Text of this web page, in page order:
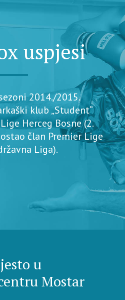
uspjesi
2014./2015.
klub „Student“
Herceg Bosne (2.
član Premier Lige
Liga).
u
Mostar